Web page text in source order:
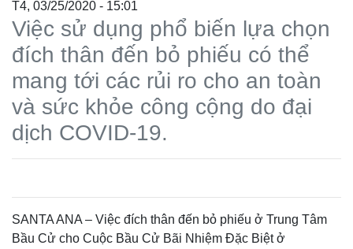
T4, 03/25/2020 - 15:01
Việc sử dụng phổ biến lựa chọn
đích thân đến bỏ phiếu có thể
mang tới các rủi ro cho an toàn
và sức khỏe công cộng do đại
dịch COVID-19.
SANTA ANA – Việc đích thân đến bỏ phiếu ở Trung Tâm
Bầu Cử cho Cuộc Bầu Cử Bãi Nhiệm Đặc Biệt ở